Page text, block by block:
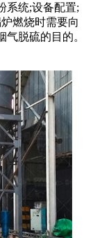
系统;设备配置;
燃烧时需要向
脱硫的目的。